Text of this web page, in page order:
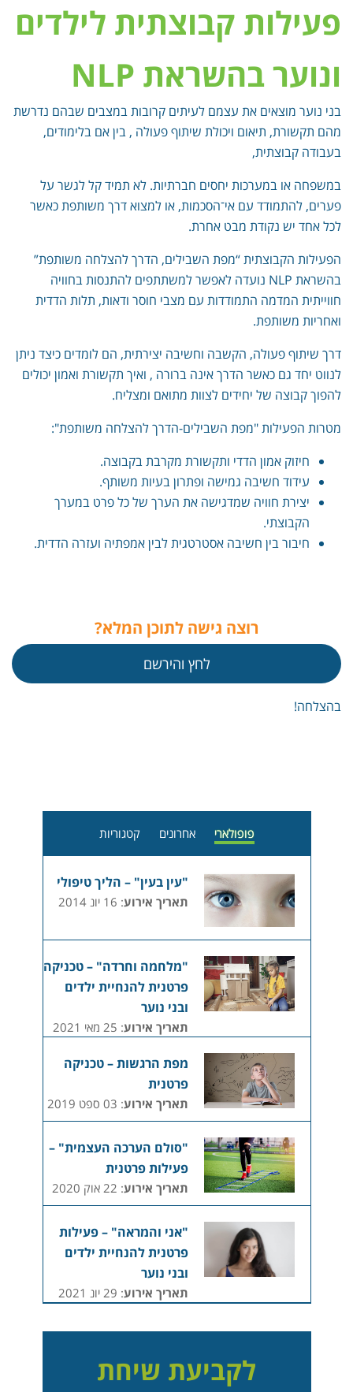
לקביעת שיחת
פופולארי אחרונים קטגוריות
"עין בעין" – הליך טיפולי
תאריך אירוע: 16 יונ 2014
"מלחמה וחרדה" – טכניקה
פרטנית להנחיית ילדים
ובני נוער
תאריך אירוע: 25 מאי 2021
מפת הרגשות – טכניקה
פרטנית
תאריך אירוע: 03 ספט 2019
"סולם הערכה העצמית" –
פעילות פרטנית
תאריך אירוע: 22 אוק 2020
"אני והמראה" – פעילות
פרטנית להנחיית ילדים
ובני נוער
תאריך אירוע: 29 יונ 2021
פעילות קבוצתית לילדים
ונוער בהשראת NLP
בני נוער מוצאים את עצמם לעיתים קרובות במצבים שבהם נדרשת
מהם תקשורת, תיאום ויכולת שיתוף פעולה , בין אם בלימודים,
בעבודה קבוצתית,
במשפחה או במערכות יחסים חברתיות. לא תמיד קל לגשר על
פערים, להתמודד עם אי־הסכמות, או למצוא דרך משותפת כאשר
לכל אחד יש נקודת מבט אחרת.
הפעילות הקבוצתית “מפת השבילים, הדרך להצלחה משותפת”
בהשראת NLP נועדה לאפשר למשתתפים להתנסות בחוויה
חווייתית המדמה התמודדות עם מצבי חוסר ודאות, תלות הדדית
ואחריות משותפת.
דרך שיתוף פעולה, הקשבה וחשיבה יצירתית, הם לומדים כיצד ניתן
לנווט יחד גם כאשר הדרך אינה ברורה , ואיך תקשורת ואמון יכולים
להפוך קבוצה של יחידים לצוות מתואם ומצליח.
מטרות הפעילות "מפת השבילים-הדרך להצלחה משותפת":
חיזוק אמון הדדי ותקשורת מקרבת בקבוצה.
עידוד חשיבה גמישה ופתרון בעיות משותף.
יצירת חוויה שמדגישה את הערך של כל פרט במערך
הקבוצתי.
חיבור בין חשיבה אסטרטגית לבין אמפתיה ועזרה הדדית.
לחץ והירשם
רוצה גישה לתוכן המלא?
בהצלחה!